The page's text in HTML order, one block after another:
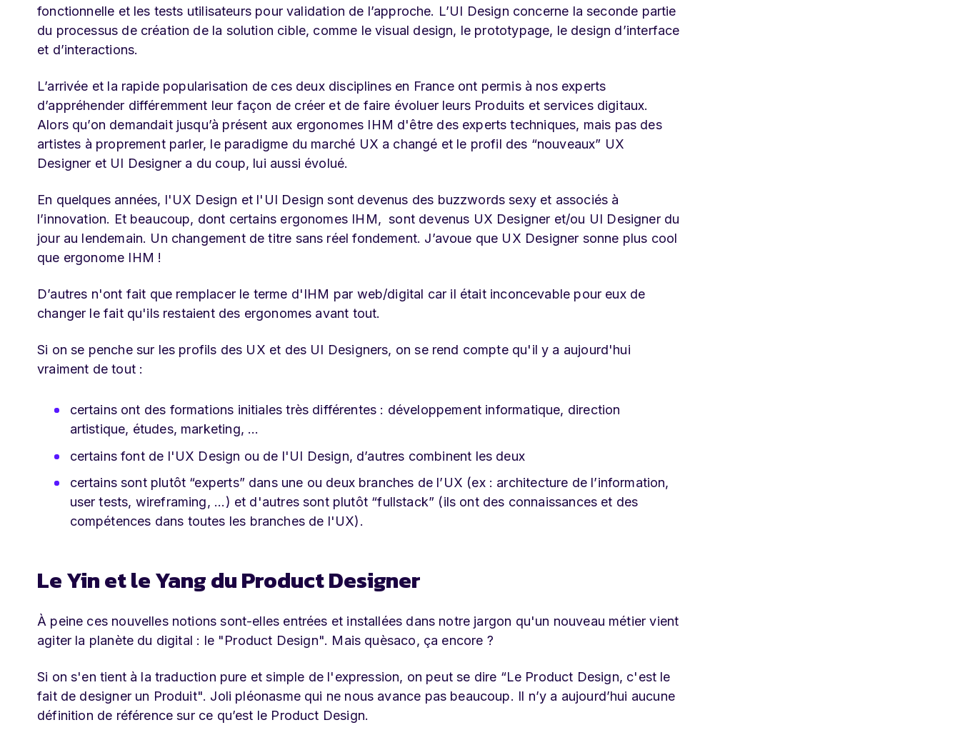
fonctionnelle et les tests utilisateurs pour validation de l’approche. L’UI Design concerne la seconde partie
du processus de création de la solution cible, comme le visual design, le prototypage, le design d’interface
et d’interactions.
L’arrivée et la rapide popularisation de ces deux disciplines en France ont permis à nos experts
d’appréhender différemment leur façon de créer et de faire évoluer leurs Produits et services digitaux.
Alors qu’on demandait jusqu’à présent aux ergonomes IHM d'être des experts techniques, mais pas des
artistes à proprement parler, le paradigme du marché UX a changé et le profil des “nouveaux” UX
Designer et UI Designer a du coup, lui aussi évolué.
En quelques années, l'UX Design et l'UI Design sont devenus des buzzwords sexy et associés à
l’innovation. Et beaucoup, dont certains ergonomes IHM, sont devenus UX Designer et/ou UI Designer du
jour au lendemain. Un changement de titre sans réel fondement. J’avoue que UX Designer sonne plus cool
que ergonome IHM !
D’autres n'ont fait que remplacer le terme d'IHM par web/digital car il était inconcevable pour eux de
changer le fait qu'ils restaient des ergonomes avant tout.
Si on se penche sur les profils des UX et des UI Designers, on se rend compte qu'il y a aujourd'hui
vraiment de tout :
certains ont des formations initiales très différentes : développement informatique, direction
artistique, études, marketing, ...
certains font de l'UX Design ou de l'UI Design, d’autres combinent les deux
certains sont plutôt “experts” dans une ou deux branches de l’UX (ex : architecture de l’information,
user tests, wireframing, ...) et d'autres sont plutôt “fullstack” (ils ont des connaissances et des
compétences dans toutes les branches de l'UX).
Le Yin et le Yang du Product Designer
À peine ces nouvelles notions sont-elles entrées et installées dans notre jargon qu'un nouveau métier vient
agiter la planète du digital : le "Product Design". Mais quèsaco, ça encore ?
Si on s'en tient à la traduction pure et simple de l'expression, on peut se dire “Le Product Design, c'est le
fait de designer un Produit". Joli pléonasme qui ne nous avance pas beaucoup. Il n’y a aujourd’hui aucune
définition de référence sur ce qu’est le Product Design.